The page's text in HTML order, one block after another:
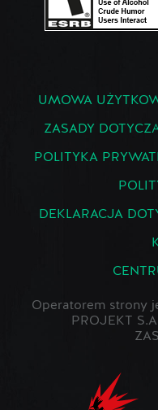
UMOWA
ZASADY
POLITYKA
DEKLARACJA
Operatorem strony
PROJEKT